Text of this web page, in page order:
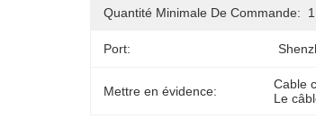
Quantité Minimale De Commande:
Port:
Mettre en évidence: Cable
Le